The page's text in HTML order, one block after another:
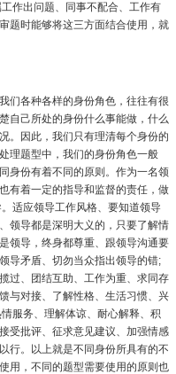
作出问题、同事不配合、工作有
题时能够将这三方面结合使用，就
各种各样的身份角色，往往有很
自己所处的身份什么事能做，什么
。因此，我们只有理清每个身份的
理题型中，我们的身份角色一般
身份有着不同的原则。作为一名领
有着一定的指导和监督的责任，做
适应领导工作风格、要知道领导
领导都是深明大义的，只要了解情
领导，终身都尊重、跟领导沟通要
导矛盾、切勿当众指出领导的错;
过、团结互助、工作为重、求同存
与对接、了解性格、生活习惯、兴
服务、理解体谅、耐心解释、积
受批评、征求意见建议、加强情感
行。以上就是不同身份所具有的不
用，不同的题型需要使用的原则也